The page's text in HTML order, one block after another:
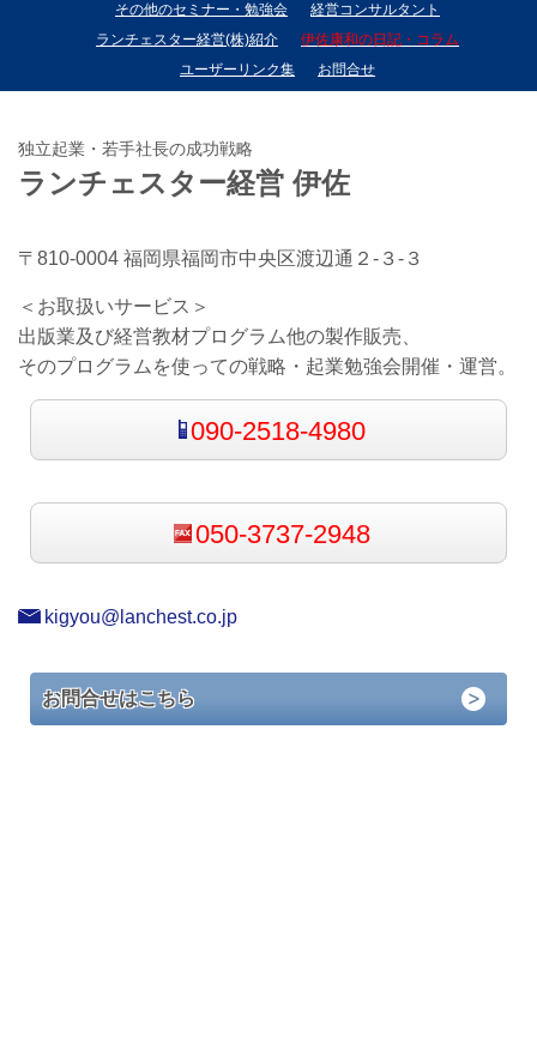
その他のセミナー・勉強会
経営コンサルタント
ランチェスター経営(株)紹介
伊佐康和の日記・コラム
ユーザーリンク集
お問合せ
独立起業・若手社長の成功戦略
ランチェスター経営 伊佐
〒810-0004 福岡県福岡市中央区渡辺通２-３-３
＜お取扱いサービス＞
出版業及び経営教材プログラム他の製作販売、
そのプログラムを使っての戦略・起業勉強会開催・運営。
090-2518-4980
050-3737-2948
kigyou@lanchest.co.jp
お問合せはこちら